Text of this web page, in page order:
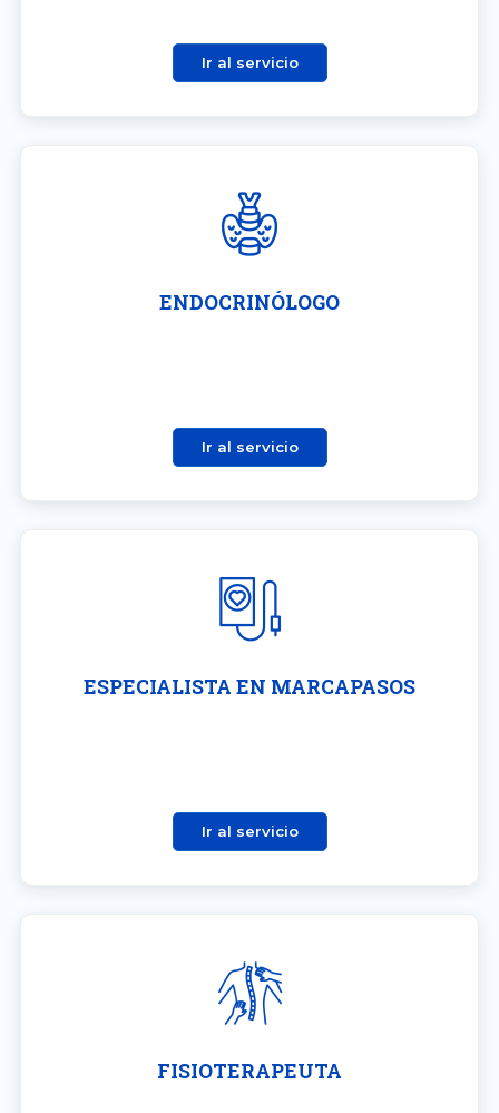
Ir al servicio
ENDOCRINÓLOGO
Ir al servicio
ESPECIALISTA EN MARCAPASOS
Ir al servicio
FISIOTERAPEUTA